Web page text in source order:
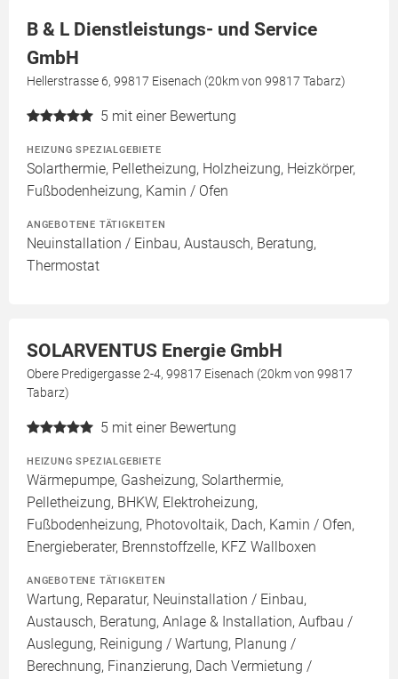
B & L Dienstleistungs- und Service
GmbH
Hellerstrasse 6, 99817 Eisenach (20km von 99817 Tabarz)
5 mit einer Bewertung
HEIZUNG SPEZIALGEBIETE
Solarthermie, Pelletheizung, Holzheizung, Heizkörper,
Fußbodenheizung, Kamin / Ofen
ANGEBOTENE TÄTIGKEITEN
Neuinstallation / Einbau, Austausch, Beratung,
Thermostat
SOLARVENTUS Energie GmbH
Obere Predigergasse 2-4, 99817 Eisenach (20km von 99817
Tabarz)
5 mit einer Bewertung
HEIZUNG SPEZIALGEBIETE
Wärmepumpe, Gasheizung, Solarthermie,
Pelletheizung, BHKW, Elektroheizung,
Fußbodenheizung, Photovoltaik, Dach, Kamin / Ofen,
Energieberater, Brennstoffzelle, KFZ Wallboxen
ANGEBOTENE TÄTIGKEITEN
Wartung, Reparatur, Neuinstallation / Einbau,
Austausch, Beratung, Anlage & Installation, Aufbau /
Auslegung, Reinigung / Wartung, Planung /
Berechnung, Finanzierung, Dach Vermietung /